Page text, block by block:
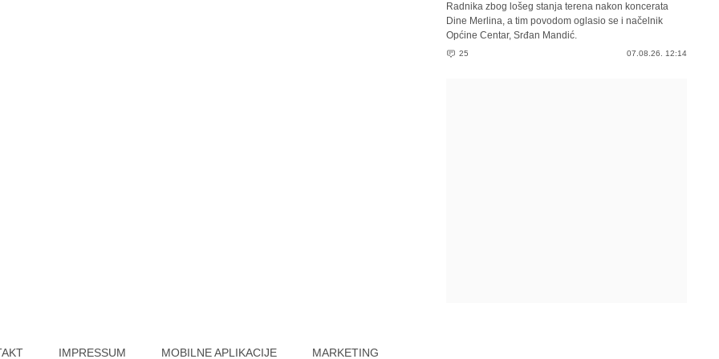
Radnika zbog lošeg stanja terena nakon koncerata
Dine Merlina, a tim povodom oglasio se i načelnik
Općine Centar, Srđan Mandić.
25 07.08.26. 12:14
IMPRESSUM MOBILNE APLIKACIJE MARKETING